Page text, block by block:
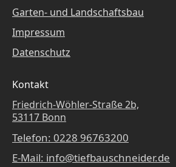
Garten- und Landschaftsbau
Impressum
Datenschutz
Kontakt
Friedrich-Wöhler-Straße 2b,
53117 Bonn
Telefon: 0228 96763200
E-Mail: info@tiefbauschneider.de